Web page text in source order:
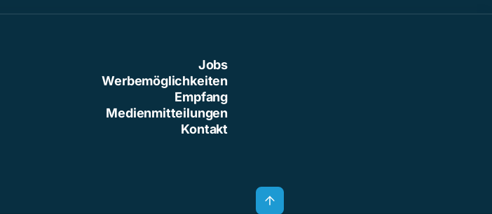
Jobs
Werbemöglichkeiten
Empfang
Medienmitteilungen
Kontakt